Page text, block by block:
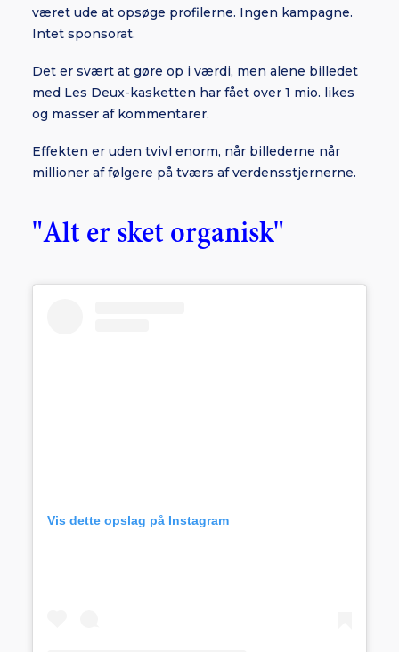
været ude at opsøge profilerne. Ingen kampagne.
Intet sponsorat.
Det er svært at gøre op i værdi, men alene billedet
med Les Deux-kasketten har fået over 1 mio. likes
og masser af kommentarer.
Effekten er uden tvivl enorm, når billederne når
millioner af følgere på tværs af verdensstjernerne.
"Alt er sket organisk"
Vis dette opslag på Instagram